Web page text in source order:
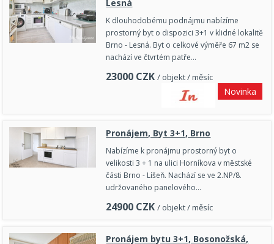
Lesná
K dlouhodobému podnájmu nabízíme
prostorný byt o dispozici 3+1 v klidné lokalitě
Brno - Lesná. Byt o celkové výměře 67 m2 se
nachází ve čtvrtém patře…
23000 CZK / objekt / měsíc
Novinka
Pronájem, Byt 3+1, Brno
Nabízíme k pronájmu prostorný byt o
velikosti 3 + 1 na ulici Horníkova v městské
části Brno - Líšeň. Nachází se ve 2.NP/8.
udržovaného panelového…
24900 CZK / objekt / měsíc
Pronájem bytu 3+1, Bosonožská,